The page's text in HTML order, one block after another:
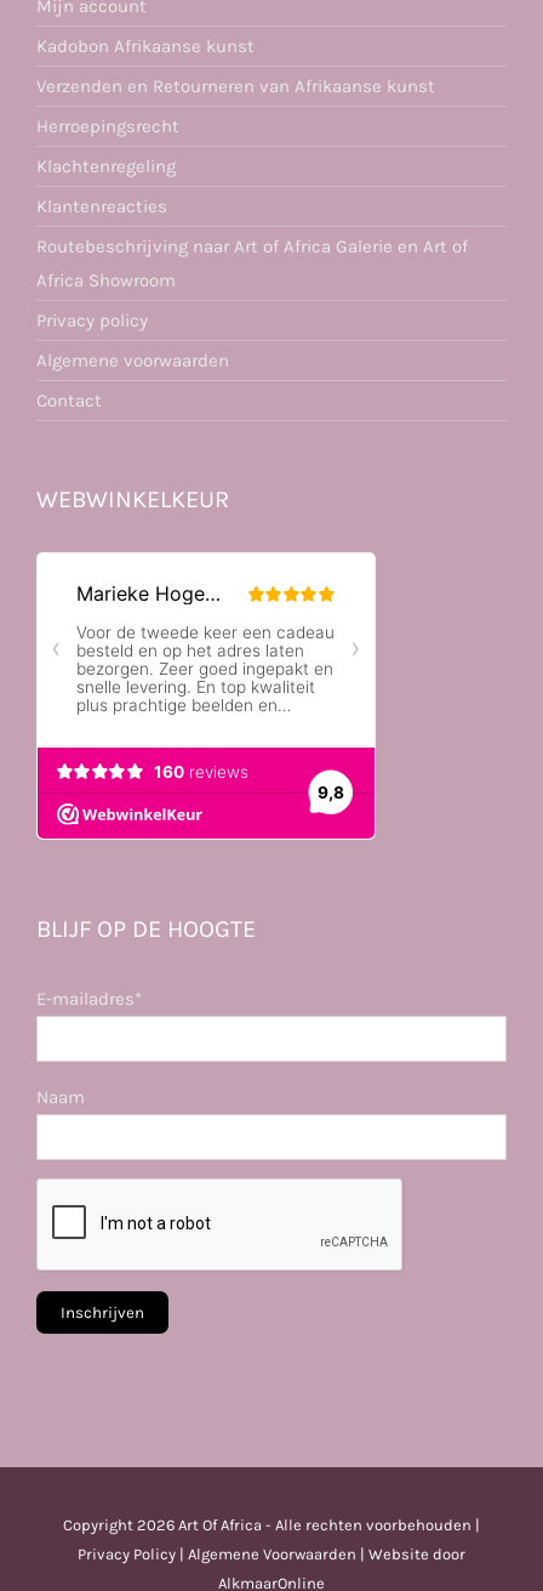
Mijn account
Kadobon Afrikaanse kunst
Verzenden en Retourneren van Afrikaanse kunst
Herroepingsrecht
Klachtenregeling
Klantenreacties
Routebeschrijving naar Art of Africa Galerie en Art of
Africa Showroom
Privacy policy
Algemene voorwaarden
Contact
WEBWINKELKEUR
BLIJF OP DE HOOGTE
E-mailadres*
Naam
Copyright 2026 Art Of Africa - Alle rechten voorbehouden |
Privacy Policy | Algemene Voorwaarden | Website door
AlkmaarOnline